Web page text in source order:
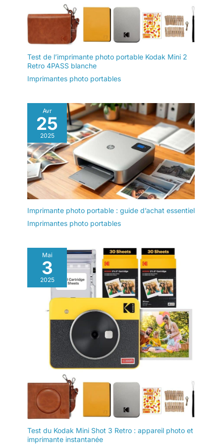
Test de l’imprimante photo portable Kodak Mini 2
Retro 4PASS blanche
Imprimantes photo portables
Avr
25
2025
Imprimante photo portable : guide d’achat essentiel
Imprimantes photo portables
Mai
3
2025
Test du Kodak Mini Shot 3 Retro : appareil photo et
imprimante instantanée